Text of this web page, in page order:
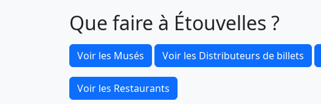
Que faire à Étouvelles ?
Voir les Musés Voir les Distributeurs de billets
Voir les Restaurants